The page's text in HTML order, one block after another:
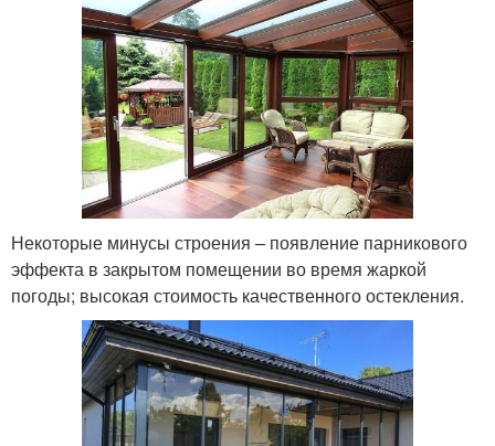
Некоторые минусы строения – появление парникового
эффекта в закрытом помещении во время жаркой
погоды; высокая стоимость качественного остекления.